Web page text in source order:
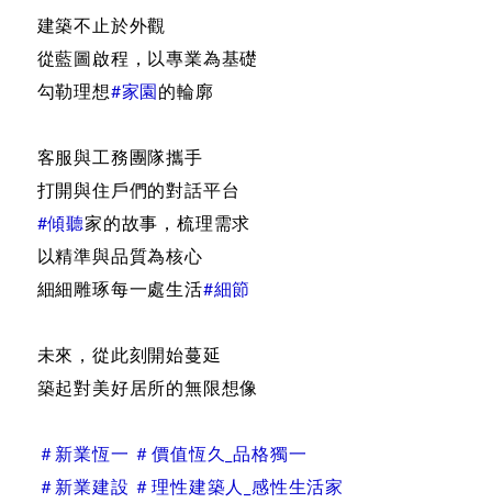
建築不止於外觀
從藍圖啟程，以專業為基礎
勾勒理想#家園的輪廓
客服與工務團隊攜手
打開與住戶們的對話平台
#傾聽家的故事，梳理需求
以精準與品質為核心
細細雕琢每一處生活#細節
未來，從此刻開始蔓延
築起對美好居所的無限想像
＃新業恆一 ＃價值恆久_品格獨一
＃新業建設 ＃理性建築人_感性生活家